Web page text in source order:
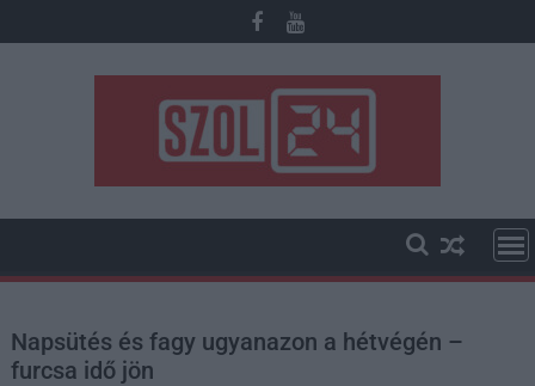
to
Napsütés és fagy ugyanazon a hétvégén –
furcsa idő jön